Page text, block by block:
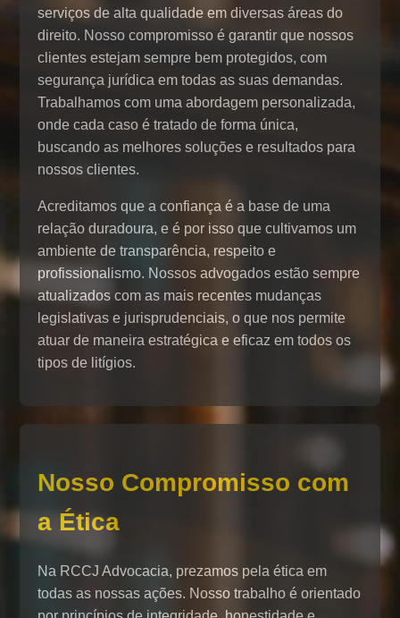
serviços de alta qualidade em diversas áreas do
direito. Nosso compromisso é garantir que nossos
clientes estejam sempre bem protegidos, com
segurança jurídica em todas as suas demandas.
Trabalhamos com uma abordagem personalizada,
onde cada caso é tratado de forma única,
buscando as melhores soluções e resultados para
nossos clientes.
Acreditamos que a confiança é a base de uma
relação duradoura, e é por isso que cultivamos um
ambiente de transparência, respeito e
profissionalismo. Nossos advogados estão sempre
atualizados com as mais recentes mudanças
legislativas e jurisprudenciais, o que nos permite
atuar de maneira estratégica e eficaz em todos os
tipos de litígios.
Nosso Compromisso com
a Ética
Na RCCJ Advocacia, prezamos pela ética em
todas as nossas ações. Nosso trabalho é orientado